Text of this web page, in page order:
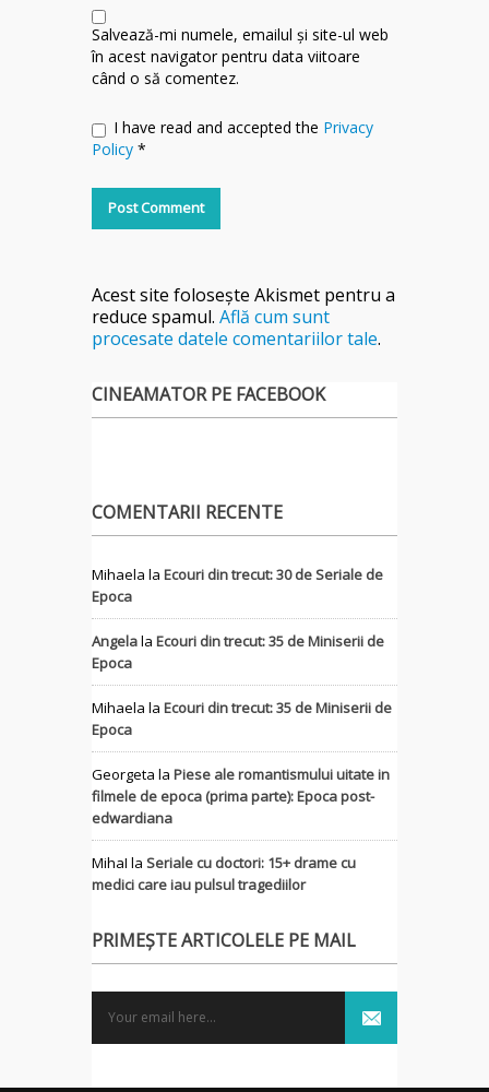
Salvează-mi numele, emailul și site-ul web
în acest navigator pentru data viitoare
când o să comentez.
I have read and accepted the Privacy
Policy *
Acest site folosește Akismet pentru a
reduce spamul. Află cum sunt
procesate datele comentariilor tale.
CINEAMATOR PE FACEBOOK
COMENTARII RECENTE
Mihaela la Ecouri din trecut: 30 de Seriale de
Epoca
Angelala Ecouri din trecut: 35 de Miniserii de
Epoca
Mihaela la Ecouri din trecut: 35 de Miniserii de
Epoca
Georgeta la Piese ale romantismului uitate in
filmele de epoca (prima parte): Epoca post-
edwardiana
MihaI la Seriale cu doctori: 15+ drame cu
medici care iau pulsul tragediilor
PRIMEȘTE ARTICOLELE PE MAIL